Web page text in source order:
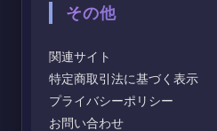
その他
関連サイト
特定商取引法に基づく表示
プライバシーポリシー
お問い合わせ